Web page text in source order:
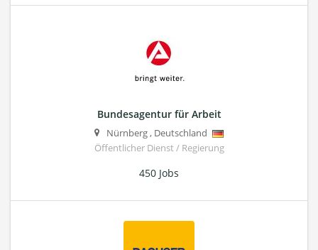
Bundesagentur für Arbeit
Nürnberg, Deutschland
Öffentlicher Dienst / Regierung
450 Jobs